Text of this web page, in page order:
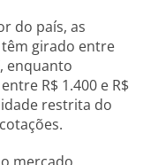
do país, as
girado entre
enquanto
R$ 1.400 e R$
restrita do